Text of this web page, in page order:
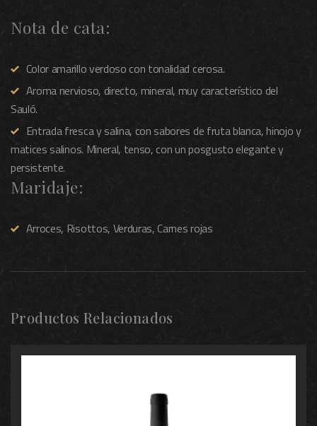
Nota de cata:
Color amarillo verdoso con tonalidad cerosa.
Aroma nervioso, directo, mineral, muy característico del
Sauló.
Entrada fresca y salina, con sabores de fruta blanca, hinojo y
matices salinos. Mineral, tenso, con un posgusto elegante y
persistente.
Maridaje:
Arroces, Risottos, Verduras, Carnes rojas
Productos Relacionados